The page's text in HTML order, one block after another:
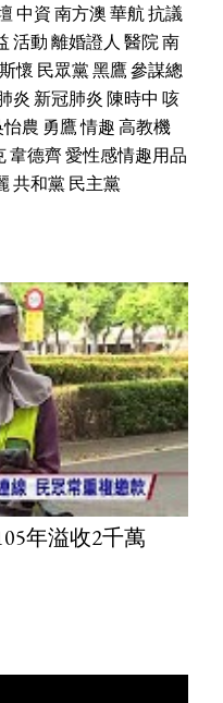
中資南方澳華航抗議
活動離婚證人 醫院南
懷 民眾黨黑鷹參謀總
炎 新冠肺炎陳時中 咳
怡農 勇鷹情趣高教機
韋德齊愛性感情趣用品
共和黨民主黨
年溢收2千萬